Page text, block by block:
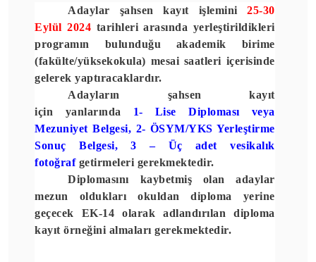
Adaylar şahsen kayıt işlemini
25-30
Eylül 2024 tarihleri arasında yerleştirildikleri
programın bulunduğu akademik birime
(fakülte/yüksekokula) mesai saatleri içerisinde
gelerek yaptıracaklardır.
Adayların şahsen kayıt
için yanlarında 1- Lise Diploması veya
Mezuniyet Belgesi, 2- ÖSYM/YKS Yerleştirme
Sonuç Belgesi, 3 – Üç adet vesikalık
fotoğrafgetirmeleri gerekmektedir.
Diplomasını kaybetmiş olan adaylar
mezun oldukları okuldan diploma yerine
geçecek EK-14 olarak adlandırılan diploma
kayıt örneğini almaları gerekmektedir.